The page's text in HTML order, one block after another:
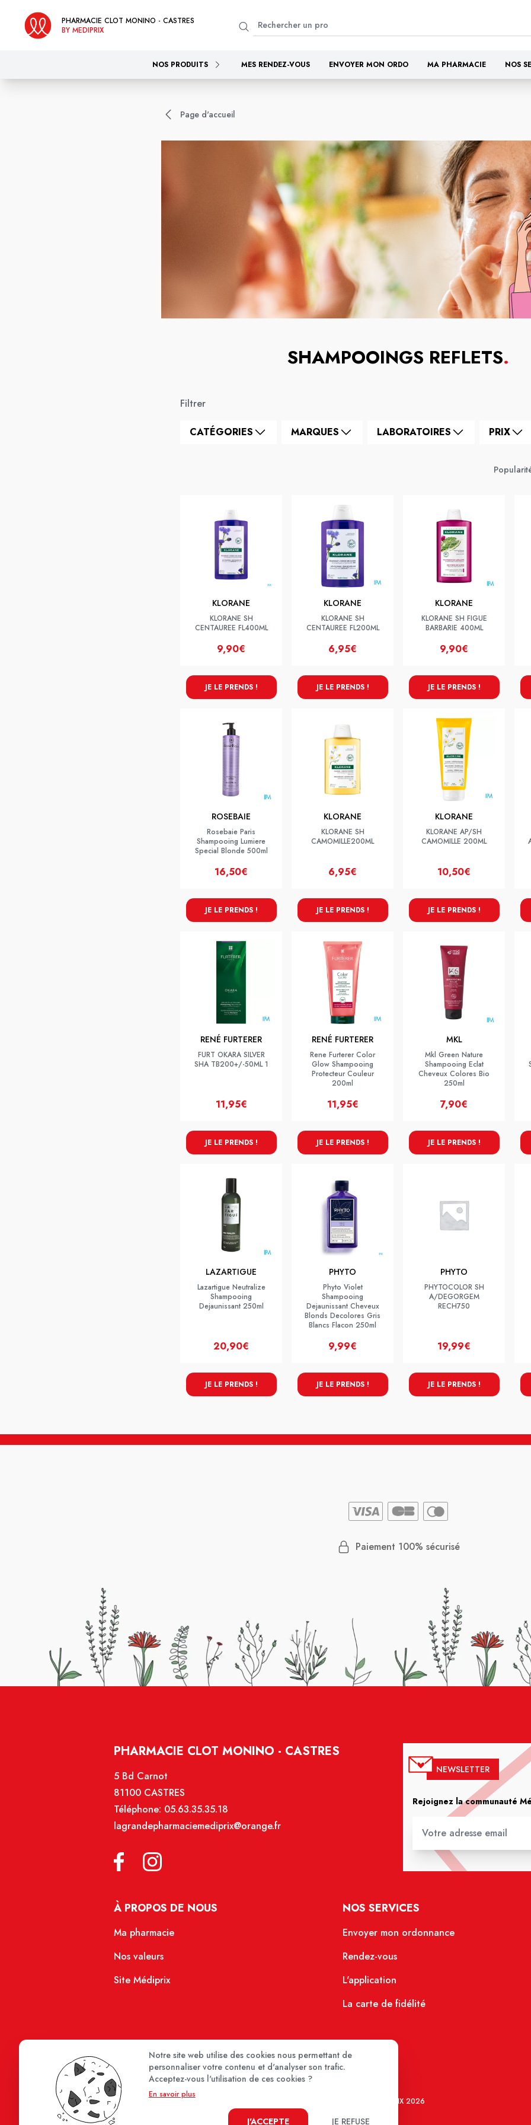
PHARMACIE CLOT MONINO - CASTRES
BY MEDIPRIX
NOS PRODUITS MES RENDEZ-VOUS ENVOYER MON ORDO MA PHARMACIE NOS
Page d'accueil
SHAMPOOINGS REFLETS.
Filtrer
CATÉGORIES MARQUES LABORATOIRES PRIX
KLORANE
KLORANE SH
CENTAUREE FL400ML
9,90€
JE LE PRENDS !
KLORANE
KLORANE SH
CENTAUREE FL200ML
6,95€
JE LE PRENDS !
KLORANE
KLORANE SH FIGUE
BARBARIE 400ML
9,90€
JE LE PRENDS !
ROSEBAIE
Rosebaie Paris
Shampooing Lumiere
Special Blonde 500ml
16,50€
JE LE PRENDS !
KLORANE
KLORANE SH
CAMOMILLE200ML
6,95€
JE LE PRENDS !
KLORANE
KLORANE AP/SH
CAMOMILLE 200ML
10,50€
JE LE PRENDS !
RENÉ FURTERER
FURT OKARA SILVER
SHA TB200+/-50ML 1
11,95€
JE LE PRENDS !
RENÉ FURTERER
Rene Furterer Color
Glow Shampooing
Protecteur Couleur
200ml
11,95€
JE LE PRENDS !
MKL
Mkl Green Nature
Shampooing Eclat
Cheveux Colores Bio
250ml
7,90€
JE LE PRENDS !
LAZARTIGUE
Lazartigue Neutralize
Shampooing
Dejaunissant 250ml
20,90€
JE LE PRENDS !
PHYTO
Phyto Violet
Shampooing
Dejaunissant Cheveux
Blonds Decolores Gris
Blancs Flacon 250ml
9,99€
JE LE PRENDS !
PHYTO
PHYTOCOLOR SH
A/DEGORGEM
RECH750
19,99€
JE LE PRENDS !
Paiement 100% sécurisé
PHARMACIE CLOT MONINO - CASTRES
5 Bd Carnot
81100 CASTRES
Téléphone: 05.63.35.35.18
lagrandepharmaciemediprix@orange.fr
NEWSLETTER
Rejoignez la communauté
À PROPOS DE NOUS
Ma pharmacie
Nos valeurs
Site Médiprix
NOS SERVICES
Envoyer mon ordonnance
Rendez-vous
L'application
La carte de fidélité
MEDIPRIX 2026
Notre site web utilise des cookies nous permettant de
personnaliser votre contenu et d'analyser son trafic.
Acceptez-vous l'utilisation de ces cookies ?
En savoir plus
J'ACCEPTE JE REFUSE